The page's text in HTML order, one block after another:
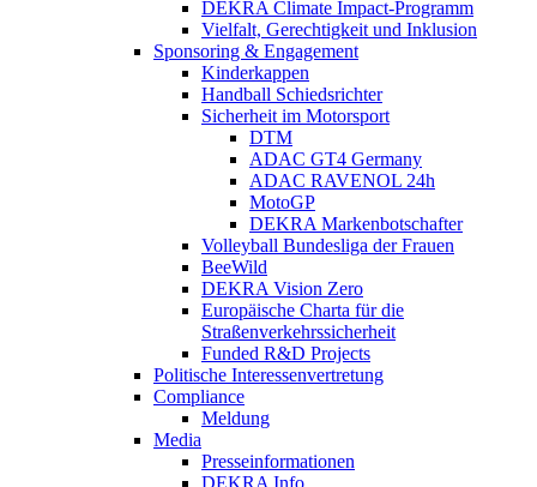
DEKRA Climate Impact-Programm
Vielfalt, Gerechtigkeit und Inklusion​
Sponsoring & Engagement
Kinderkappen
Handball Schiedsrichter
Sicherheit im Motorsport
DTM
ADAC GT4 Germany
ADAC RAVENOL 24h
MotoGP
DEKRA Markenbotschafter
Volleyball Bundesliga der Frauen
BeeWild
DEKRA Vision Zero
Europäische Charta für die
Straßenverkehrssicherheit
Funded R&D Projects
Politische Interessenvertretung
Compliance
Meldung
Media
Presseinformationen
DEKRA Info